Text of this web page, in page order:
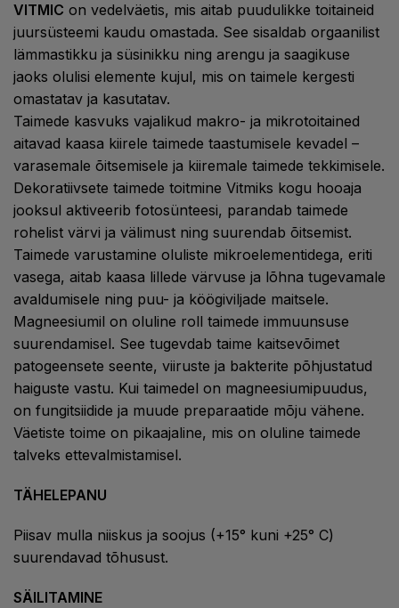
VITMIC on vedelväetis, mis aitab puudulikke toitaineid
juursüsteemi kaudu omastada. See sisaldab orgaanilist
lämmastikku ja süsinikku ning arengu ja saagikuse
jaoks olulisi elemente kujul, mis on taimele kergesti
omastatav ja kasutatav.
Taimede kasvuks vajalikud makro- ja mikrotoitained
aitavad kaasa kiirele taimede taastumisele kevadel –
varasemale õitsemisele ja kiiremale taimede tekkimisele.
Dekoratiivsete taimede toitmine Vitmiks kogu hooaja
jooksul aktiveerib fotosünteesi, parandab taimede
rohelist värvi ja välimust ning suurendab õitsemist.
Taimede varustamine oluliste mikroelementidega, eriti
vasega, aitab kaasa lillede värvuse ja lõhna tugevamale
avaldumisele ning puu- ja köögiviljade maitsele.
Magneesiumil on oluline roll taimede immuunsuse
suurendamisel. See tugevdab taime kaitsevõimet
patogeensete seente, viiruste ja bakterite põhjustatud
haiguste vastu. Kui taimedel on magneesiumipuudus,
on fungitsiidide ja muude preparaatide mõju vähene.
Väetiste toime on pikaajaline, mis on oluline taimede
talveks ettevalmistamisel.
TÄHELEPANU
Piisav mulla niiskus ja soojus (+15° kuni +25° C)
suurendavad tõhusust.
SÄILITAMINE